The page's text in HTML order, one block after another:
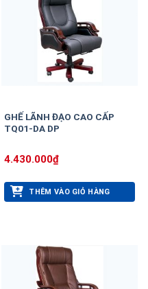
GHẾ LÃNH ĐẠO CAO CẤP
TQ01-DA DP
4.430.000₫
THÊM VÀO GIỎ HÀNG